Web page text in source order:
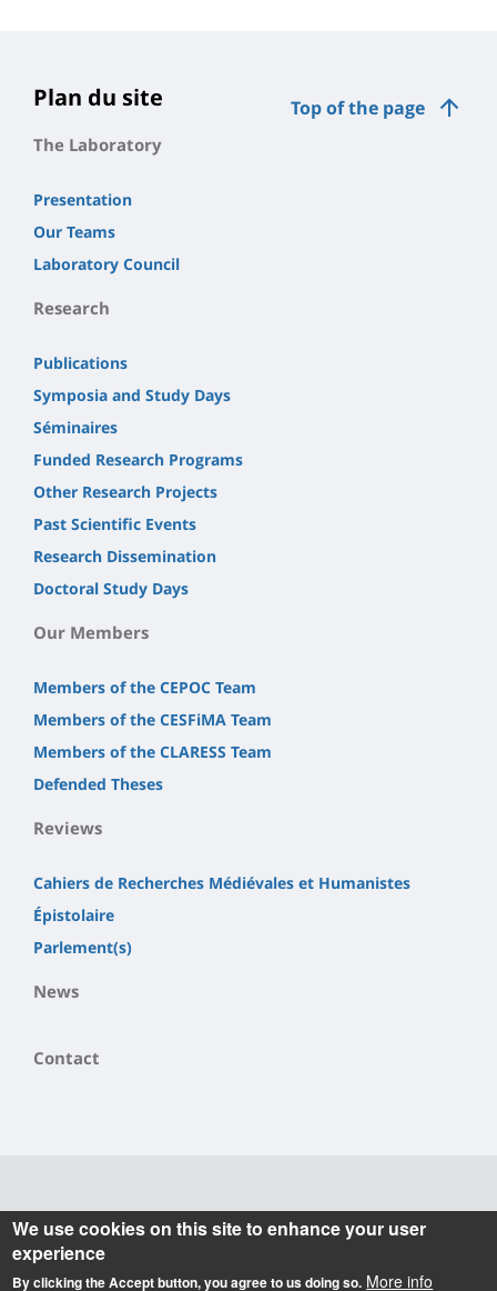
Top of the page
Plan du site
The Laboratory
Presentation
Our Teams
Laboratory Council
Research
Publications
Symposia and Study Days
Séminaires
Funded Research Programs
Other Research Projects
Past Scientific Events
Research Dissemination
Doctoral Study Days
Our Members
Members of the CEPOC Team
Members of the CESFiMA Team
Members of the CLARESS Team
Defended Theses
Reviews
Cahiers de Recherches Médiévales et Humanistes
Épistolaire
Parlement(s)
News
Contact
Informations
Actuellement dirigé par Aude Déruelle, le laboratoire
We use cookies on this site to enhance your user
experience
By clicking the Accept button, you agree to us doing so. More info